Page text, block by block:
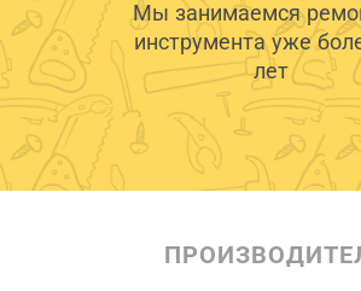
Мы занимаемся
инструмента уже
лет